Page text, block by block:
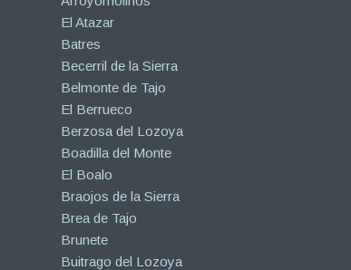
El Atazar
Batres
Becerril de la Sierra
Belmonte de Tajo
El Berrueco
Berzosa del Lozoya
Boadilla del Monte
El Boalo
Braojos de la Sierra
Brea de Tajo
Brunete
Buitrago del Lozoya